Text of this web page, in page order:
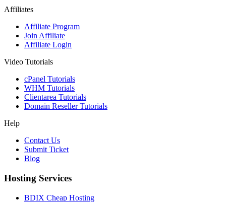
Affiliates
Affiliate Program
Join Affiliate
Affiliate Login
Video Tutorials
cPanel Tutorials
WHM Tutorials
Clientarea Tutorials
Domain Reseller Tutorials
Help
Contact Us
Submit Ticket
Blog
Hosting Services
BDIX Cheap Hosting